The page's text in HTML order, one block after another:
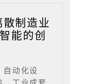
制造业
能的创
自动化设